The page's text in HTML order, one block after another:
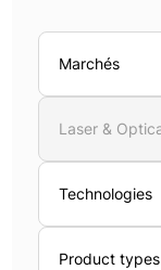
Marchés
Laser &
Technologies
Product types